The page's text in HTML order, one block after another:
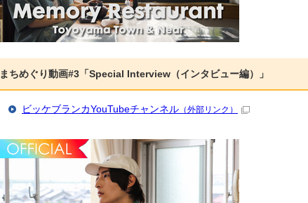
まちめぐり動画#3「Special Interview（インタビュー編）」
ビッケブランカYouTubeチャンネル （外部リンク）